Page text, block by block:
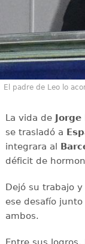
El padre de Leo lo
La vida de Jorge
se trasladó a
integrara al
déficit de
Dejó su trabajo
ese desafío junto
ambos.